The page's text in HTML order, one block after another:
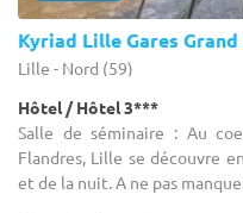
Kyriad Lille Gares Grand
Lille - Nord (59)
Hôtel / Hôtel 3***
Salle de séminaire : Au
Flandres, Lille se découvre
et de la nuit. A ne pas